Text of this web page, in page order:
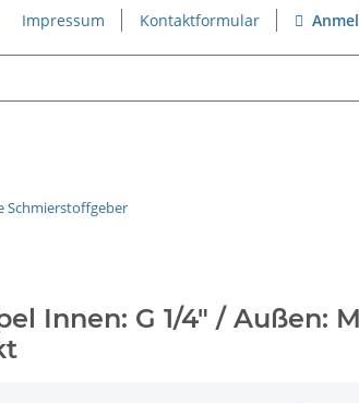
Impressum Kontaktformular
Schmierstoffgeber
Innen: G 1/4" / Außen: